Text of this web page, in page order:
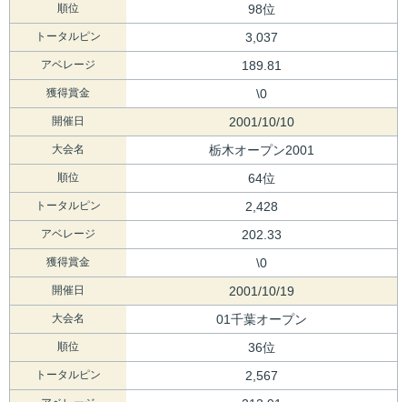
順位 98位
トータルピン 3,037
アベレージ 189.81
獲得賞金 \0
開催日 2001/10/10
大会名 栃木オープン2001
順位 64位
トータルピン 2,428
アベレージ 202.33
獲得賞金 \0
開催日 2001/10/19
大会名 01千葉オープン
順位 36位
トータルピン 2,567